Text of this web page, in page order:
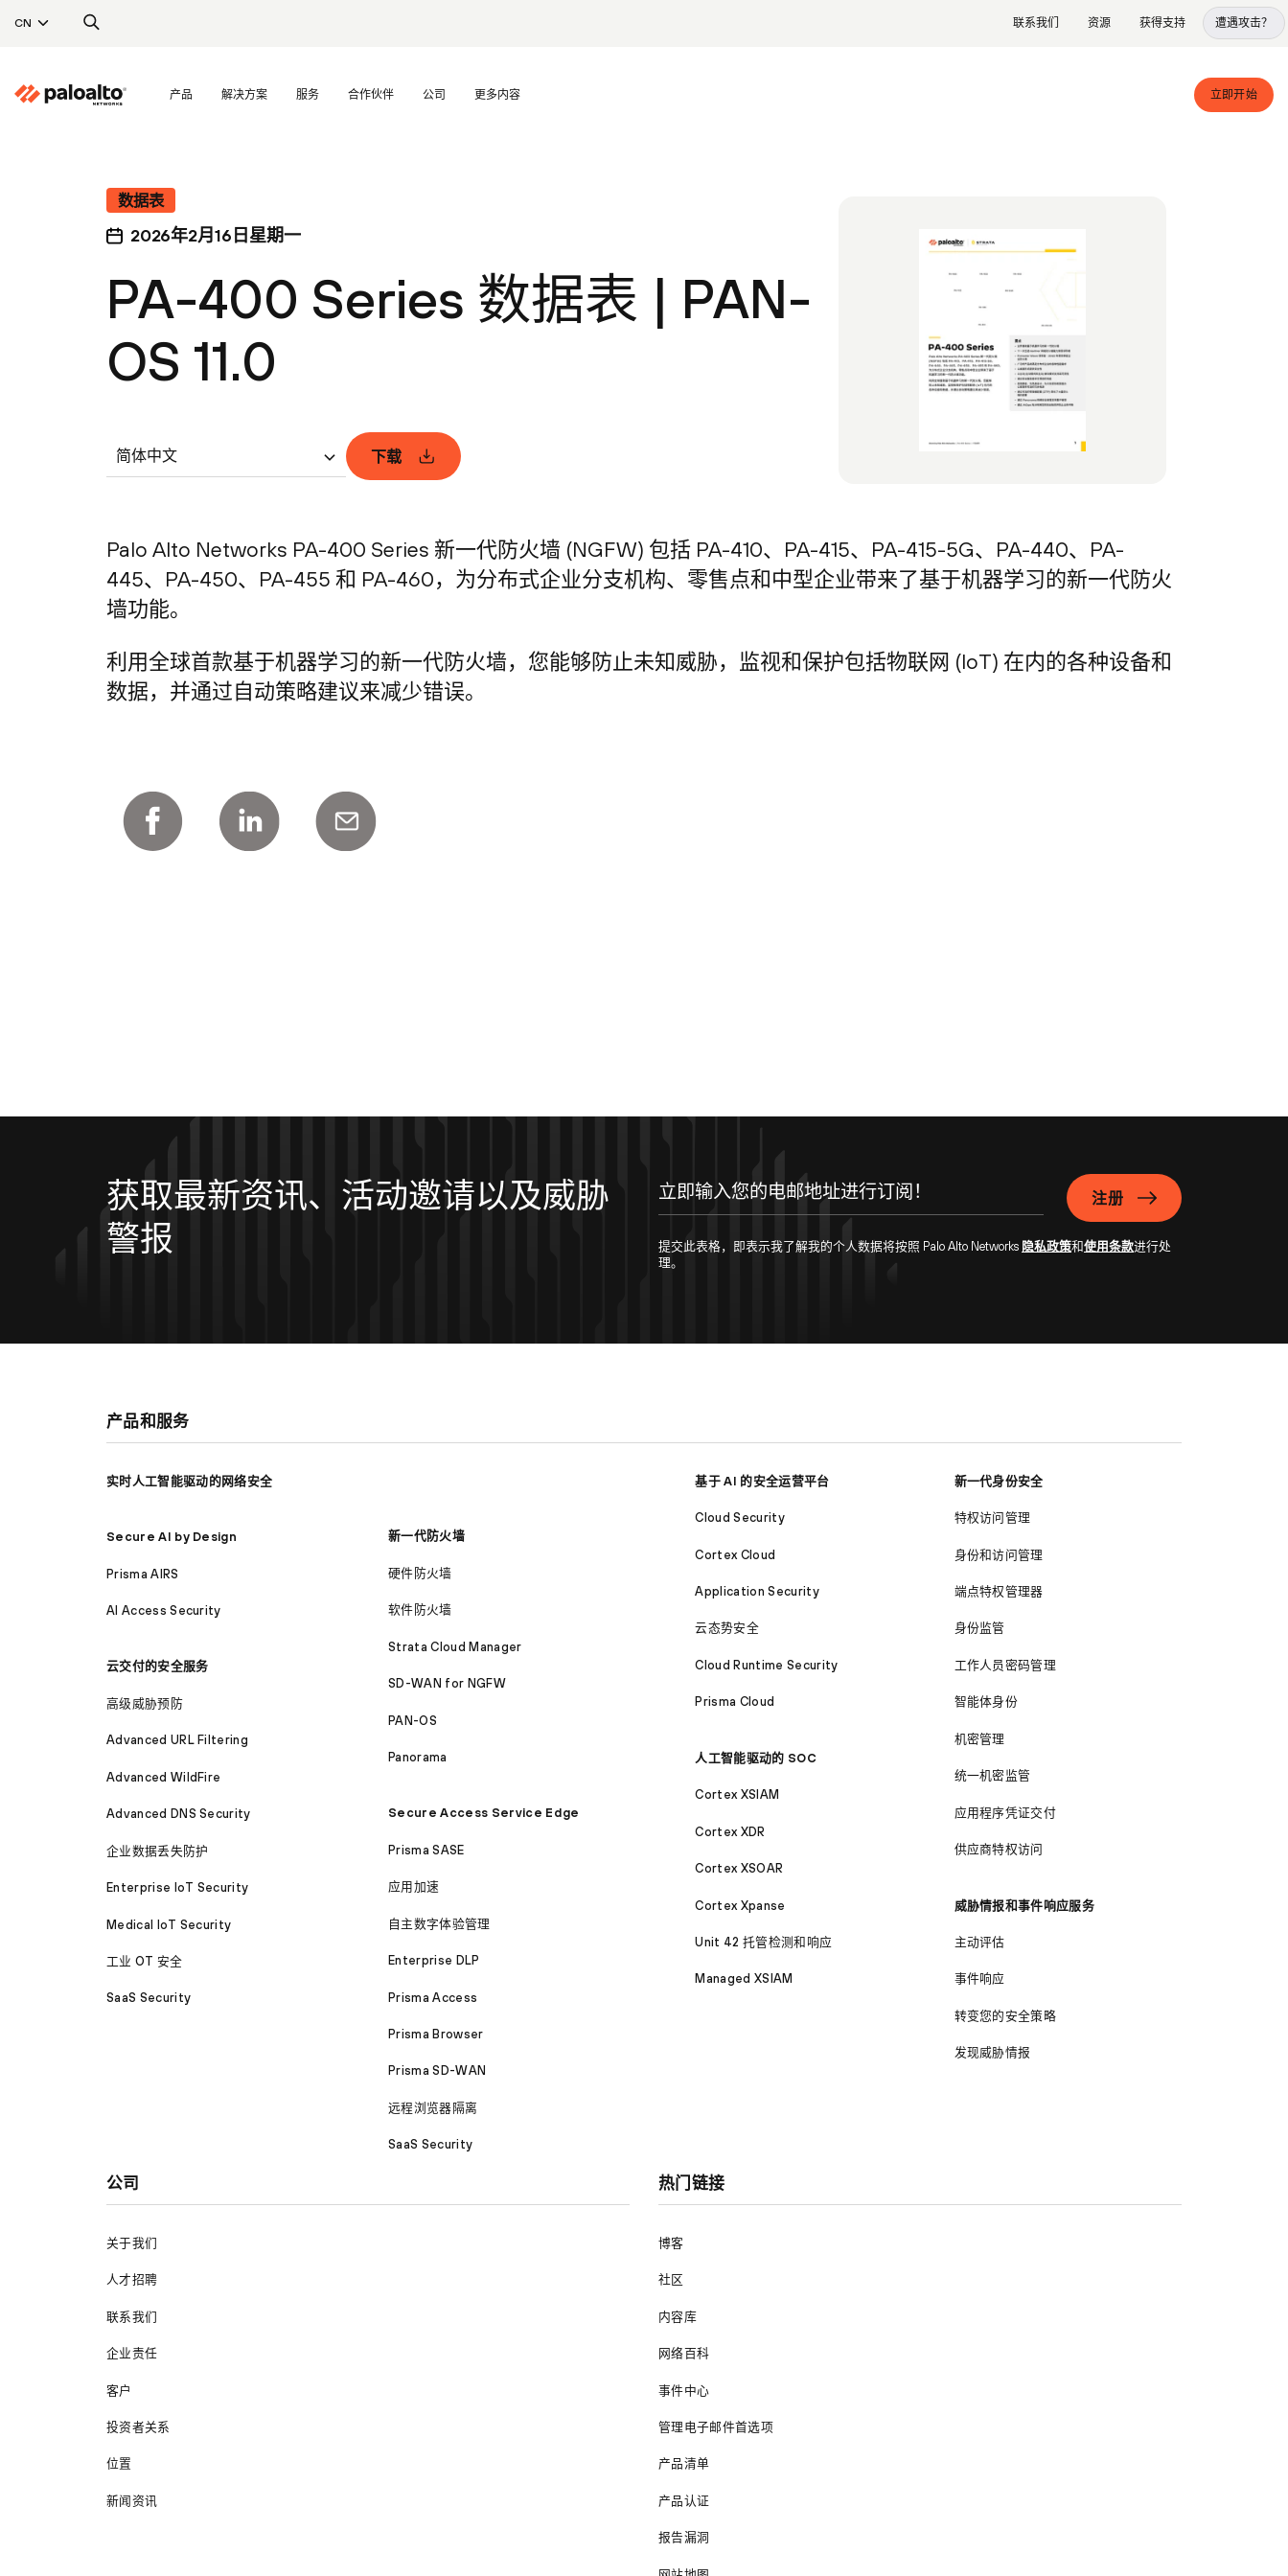
CN 联系我们 资源 获得支持 遭遇攻击？
产品 解决方案 服务 合作伙伴 公司 更多内容 立即开始
数据表
2026年2月16日星期一
PA-400 Series 数据表 | PAN-
OS 11.0
简体中文 下载
Palo Alto Networks PA-400 Series 新一代防火墙 (NGFW) 包括 PA-410、PA-415、PA-415-5G、PA-440、PA-
445、PA-450、PA-455 和 PA-460，为分布式企业分支机构、零售点和中型企业带来了基于机器学习的新一代防火
墙功能。
利用全球首款基于机器学习的新一代防火墙，您能够防止未知威胁，监视和保护包括物联网 (IoT) 在内的各种设备和
数据，并通过自动策略建议来减少错误。
获取最新资讯、活动邀请以及威胁
警报
注册
提交此表格，即表示我了解我的个人数据将按照 Palo Alto Networks 隐私政策和使用条款进行处
理。
产品和服务
实时人工智能驱动的网络安全
Secure AI by Design
Prisma AIRS
AI Access Security
云交付的安全服务
高级威胁预防
Advanced URL Filtering
Advanced WildFire
Advanced DNS Security
企业数据丢失防护
Enterprise IoT Security
Medical IoT Security
工业 OT 安全
SaaS Security
新一代防火墙
硬件防火墙
软件防火墙
Strata Cloud Manager
SD-WAN for NGFW
PAN-OS
Panorama
Secure Access Service Edge
Prisma SASE
应用加速
自主数字体验管理
Enterprise DLP
Prisma Access
Prisma Browser
Prisma SD-WAN
远程浏览器隔离
SaaS Security
基于 AI 的安全运营平台
Cloud Security
Cortex Cloud
Application Security
云态势安全
Cloud Runtime Security
Prisma Cloud
人工智能驱动的 SOC
Cortex XSIAM
Cortex XDR
Cortex XSOAR
Cortex Xpanse
Unit 42 托管检测和响应
Managed XSIAM
新一代身份安全
特权访问管理
身份和访问管理
端点特权管理器
身份监管
工作人员密码管理
智能体身份
机密管理
统一机密监管
应用程序凭证交付
供应商特权访问
威胁情报和事件响应服务
主动评估
事件响应
转变您的安全策略
发现威胁情报
公司
关于我们
人才招聘
联系我们
企业责任
客户
投资者关系
位置
新闻资讯
热门链接
博客
社区
内容库
网络百科
事件中心
管理电子邮件首选项
产品清单
产品认证
报告漏洞